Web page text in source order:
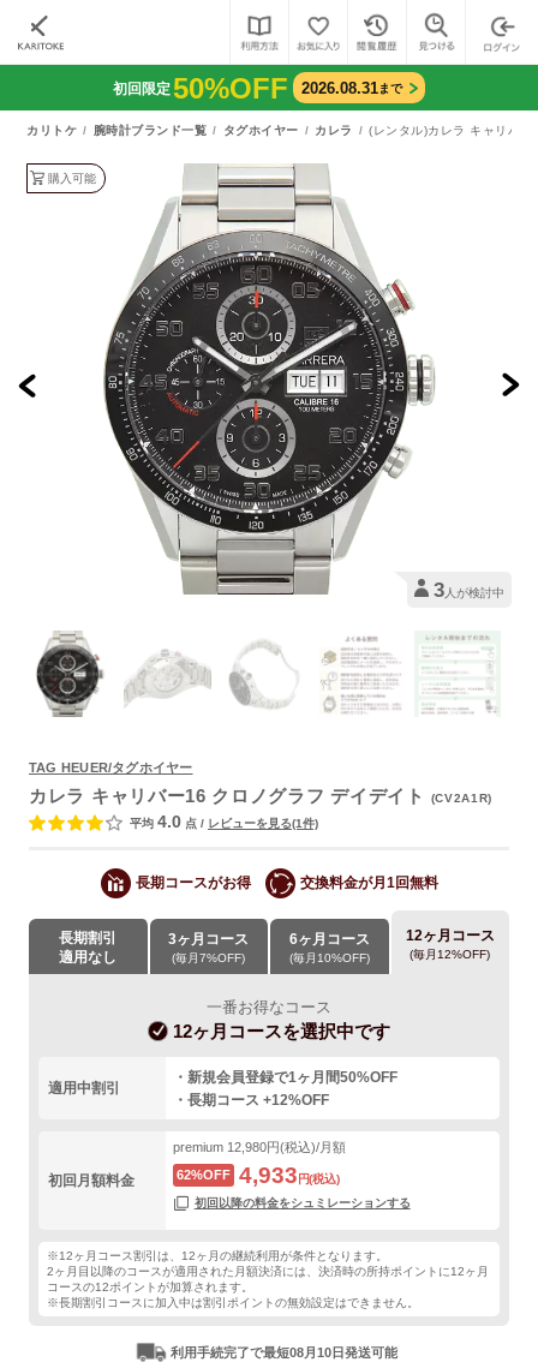
初回限定50%OFF 2026.08.31まで
カリトケ 腕時計ブランド一覧 タグホイヤー カレラ (レンタル)カレラ キャリバ
購入可能
3人が検討中
TAG HEUER/タグホイヤー
カレラ キャリバー16 クロノグラフ デイデイト
(CV2A1R)
平均 4.0 点 / レビューを見る(1件)
長期コースがお得 交換料金が月1回無料
長期割引
適用なし
3ヶ月コース
(毎月7%OFF)
6ヶ月コース
(毎月10%OFF)
12ヶ月コース
(毎月12%OFF)
一番お得なコース
12ヶ月コースを選択中です
適用中割引
・新規会員登録で1ヶ月間50%OFF
・長期コース +12%OFF
初回月額料金
premium12,980円(税込)/月額
62%OFF
4,933 円(税込)
初回以降の料金をシュミレーションする
※12ヶ月コース割引は、12ヶ月の継続利用が条件となります。
2ヶ月目以降のコースが適用された月額決済には、決済時の所持ポイントに12ヶ月
コースの12ポイントが加算されます。
※長期割引コースに加入中は割引ポイントの無効設定はできません。
利用手続完了で最短08月10日発送可能
よくあるご質問